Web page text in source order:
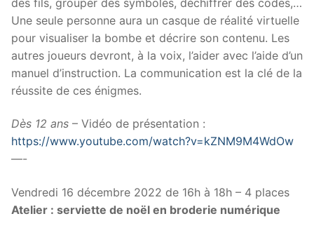
Une seule personne aura un casque de réalité virtuelle
pour visualiser la bombe et décrire son contenu. Les
autres joueurs devront, à la voix, l’aider avec l’aide d’un
manuel d’instruction. La communication est la clé de la
réussite de ces énigmes.
Dès 12 ans – Vidéo de présentation :
https://www.youtube.com/watch?v=kZNM9M4WdOw
—-
Vendredi 16 décembre 2022 de 16h à 18h – 4 places
Atelier : serviette de noël en broderie numérique